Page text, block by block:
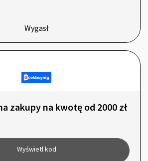
Wygasł
zakupy na kwotę od 2000 zł
Wyświetl kod